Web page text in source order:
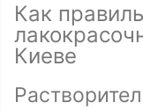
Как
Киеве